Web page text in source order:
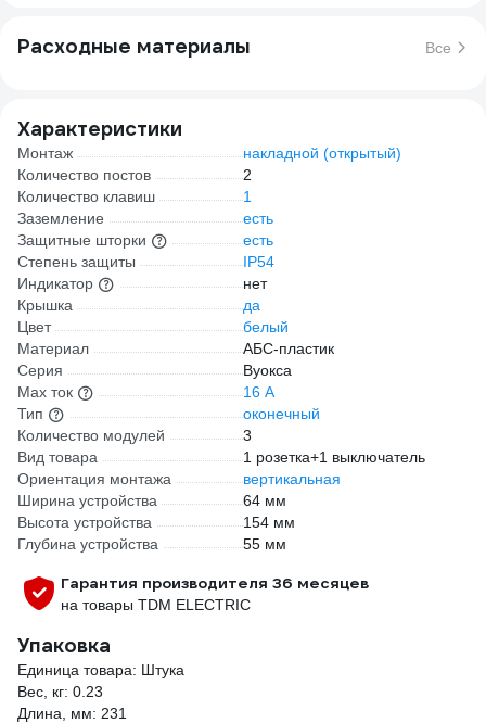
Расходные материалы Все
Характеристики
Монтаж
накладной (открытый)
Количество постов
2
Количество клавиш
1
Заземление
есть
Защитные шторки
есть
Степень защиты
IP54
Индикатор
нет
Крышка
да
Цвет
белый
Материал
АБС-пластик
Серия
Вуокса
Max ток
16 А
Тип
оконечный
Количество модулей
3
Вид товара
1 розетка+1 выключатель
Ориентация монтажа
вертикальная
Ширина устройства
64 мм
Высота устройства
154 мм
Глубина устройства
55 мм
Гарантия производителя 36 месяцев
на товары TDM ELECTRIC
Упаковка
Единица товара: Штука
Вес, кг: 0.23
Длина, мм: 231